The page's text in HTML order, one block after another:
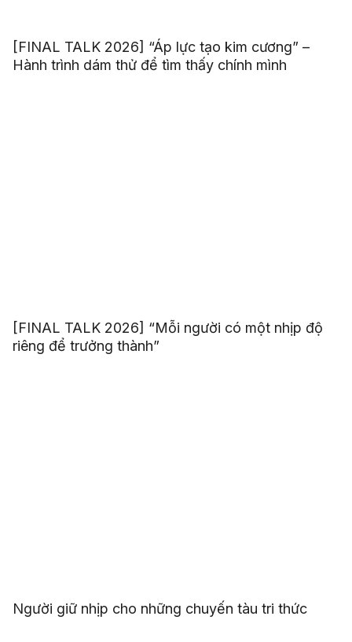
[FINAL TALK 2026] “Áp lực tạo kim cương” –
Hành trình dám thử để tìm thấy chính mình
[FINAL TALK 2026] “Mỗi người có một nhịp độ
riêng để trưởng thành”
Người giữ nhịp cho những chuyến tàu tri thức